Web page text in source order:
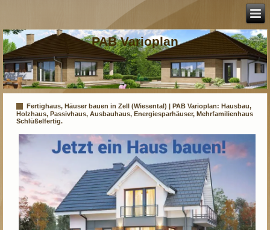
PAB Varioplan
Fertighaus, Häuser bauen in Zell (Wiesental) | PAB Varioplan: Hausbau,
Holzhaus, Passivhaus, Ausbauhaus, Energiesparhäuser, Mehrfamilienhaus
Schlüßelfertig.